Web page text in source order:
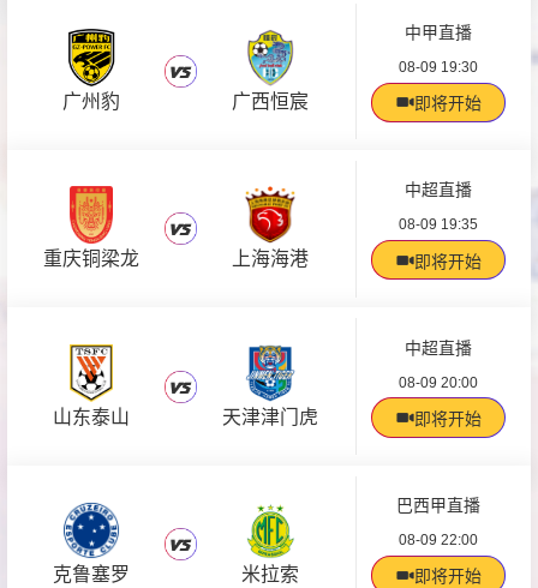
广州豹 广西恒宸
中甲直播
08-09 19:30
即将开始
重庆铜梁龙 上海海港
中超直播
08-09 19:35
即将开始
山东泰山 天津津门虎
中超直播
08-09 20:00
即将开始
克鲁塞罗 米拉索
巴西甲直播
08-09 22:00
即将开始